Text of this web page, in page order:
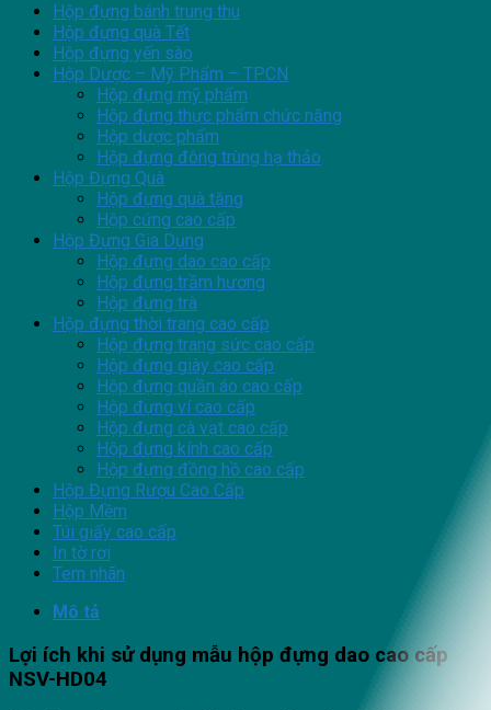
Hộp đựng bánh trung thu
Hộp đựng quà Tết
Hộp đựng yến sào
Hộp Dược – Mỹ Phẩm – TPCN
Hộp đựng mỹ phẩm
Hộp đựng thực phẩm chức năng
Hộp dược phẩm
Hộp đựng đông trùng hạ thảo
Hộp Đựng Quà
Hộp đựng quà tặng
Hộp cứng cao cấp
Hộp Đựng Gia Dụng
Hộp đựng dao cao cấp
Hộp đựng trầm hương
Hộp đựng trà
Hộp đựng thời trang cao cấp
Hộp đựng trang sức cao cấp
Hộp đựng giày cao cấp
Hộp đựng quần áo cao cấp
Hộp đựng ví cao cấp
Hộp đựng cà vạt cao cấp
Hộp đựng kính cao cấp
Hộp đựng đồng hồ cao cấp
Hộp Đựng Rượu Cao Cấp
Hộp Mềm
Túi giấy cao cấp
In tờ rơi
Tem nhãn
Mô tả
Lợi ích khi sử dụng mẫu hộp đựng dao cao cấp
NSV-HD04